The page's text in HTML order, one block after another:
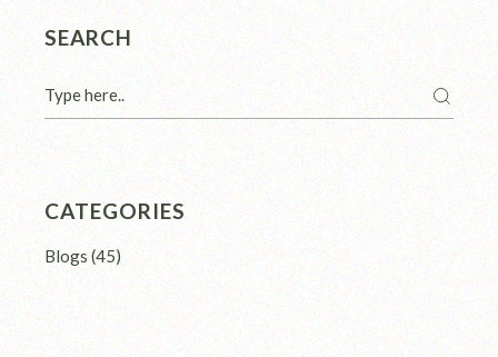
SEARCH
CATEGORIES
Blogs (45)